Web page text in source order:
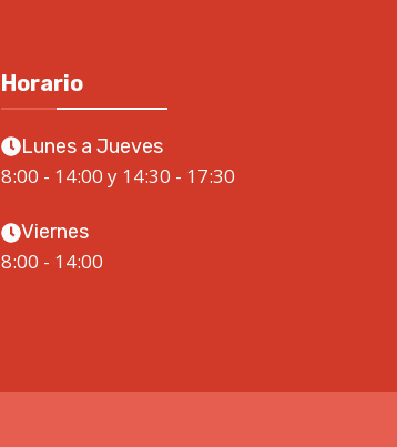
Horario
Lunes a Jueves
8:00 - 14:00 y 14:30 - 17:30
Viernes
8:00 - 14:00